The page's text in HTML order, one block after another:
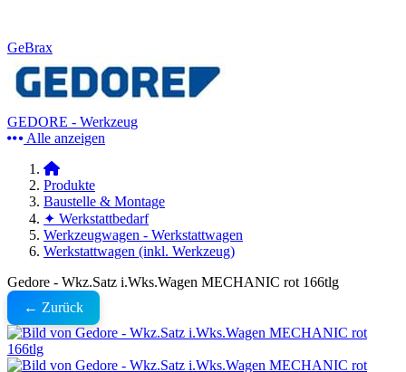
GeBrax
GEDORE - Werkzeug
Alle anzeigen
Produkte
Baustelle & Montage
✦ Werkstattbedarf
Werkzeugwagen - Werkstattwagen
Werkstattwagen (inkl. Werkzeug)
Gedore - Wkz.Satz i.Wks.Wagen MECHANIC rot 166tlg
← Zurück